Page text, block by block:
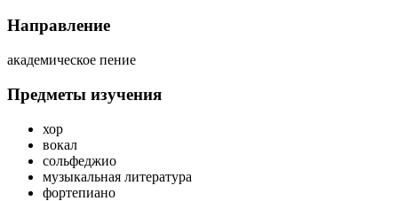
Направление
академическое пение
Предметы изучения
хор
вокал
сольфеджио
музыкальная литература
фортепиано